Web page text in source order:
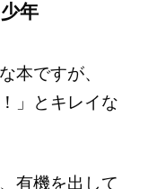
年
本ですが、
」とキレイな
有機を出して